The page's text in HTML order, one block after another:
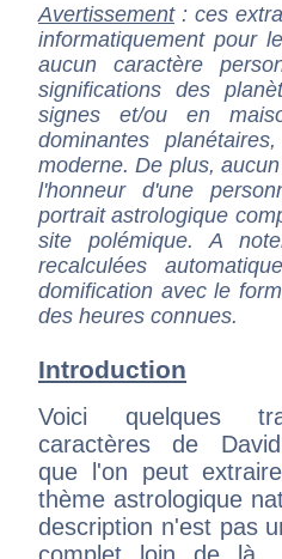
Avertissement: ces
informatiquement pour
aucun caractère
significations des
signes et/ou en
dominantes
moderne. De plus,
l'honneur d'une
portrait astrologique
site polémique. A
recalculées
domification avec le
des heures connues.
Introduction
Voici quelques
caractères de
que l'on peut
thème astrologique
description n'est pas